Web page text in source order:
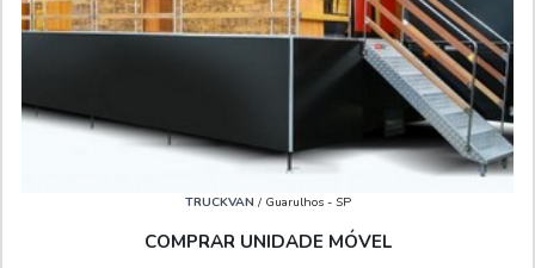
TRUCKVAN / Guarulhos - SP
COMPRAR UNIDADE MÓVEL